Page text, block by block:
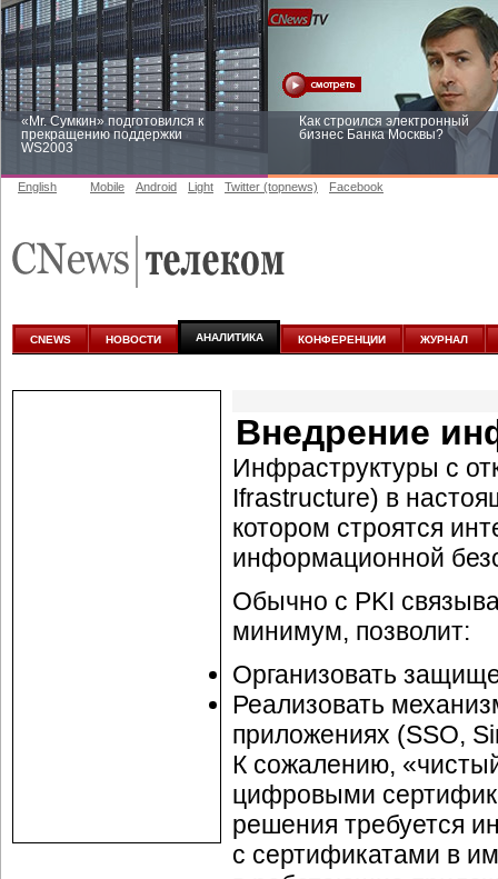
«Mr. Сумкин» подготовился к
прекращению поддержки
WS2003
Как строился электронный
бизнес Банка Москвы?
аналитике
English Mobile Android Light Twitter (topnews) Facebook
CNEWS НОВОСТИ АНАЛИТИКА КОНФЕРЕНЦИИ ЖУРНАЛ
Внедрение
Инфраструктуры с
Ifrastructure) в
котором строятся
информационной
Обычно с PKI
минимум, позволит:
Организовать
Реализовать
приложениях (SSO,
К сожалению,
цифровыми
решения требуется
с сертификатами в